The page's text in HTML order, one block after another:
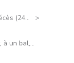
(24...
à un bal,...